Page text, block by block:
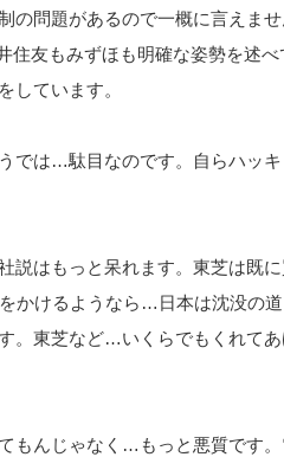
の問題があるので一概に言えま
友もみずほも明確な姿勢を述
しています。
では…駄目なのです。自らハッキ
はもっと呆れます。東芝は既に
かけるようなら…日本は沈没の
。東芝など…いくらでもくれて
もんじゃなく…もっと悪質です